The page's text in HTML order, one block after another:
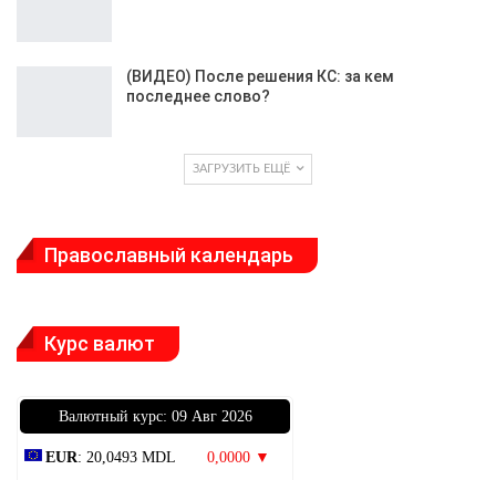
(ВИДЕО) После решения КС: за кем
последнее слово?
ЗАГРУЗИТЬ ЕЩЁ
Православный календарь
Курс валют
Bалютный курс: 09 Авг 2026
EUR: 20,0493 MDL 0,0000 ▼